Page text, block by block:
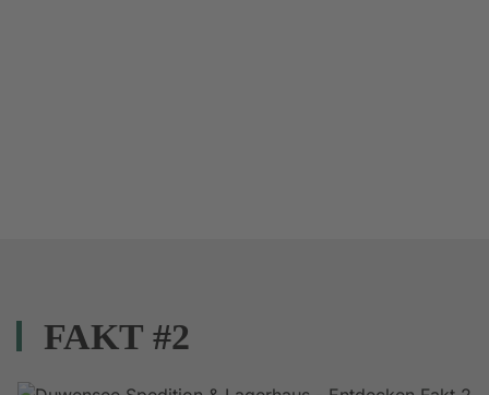
FAKT #2